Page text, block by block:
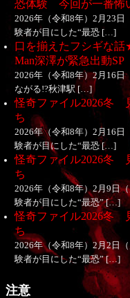
恐体験 今回が一番怖
2026年（令和8年）2月23日
験者が目にした“最恐 […]
口を揃えたフシギな
Man深澤が緊急出動SP
2026年（令和8年）2月16日
ながる!?秋津駅 […]
怪奇ファイル2026冬
ち
2026年（令和8年）2月16日
験者が目にした“最恐 […]
怪奇ファイル2026冬
ち
2026年（令和8年）2月9日
験者が目にした“最恐” […]
怪奇ファイル2026冬
ち
2026年（令和8年）2月2日
験者が目にした“最恐” […]
注意